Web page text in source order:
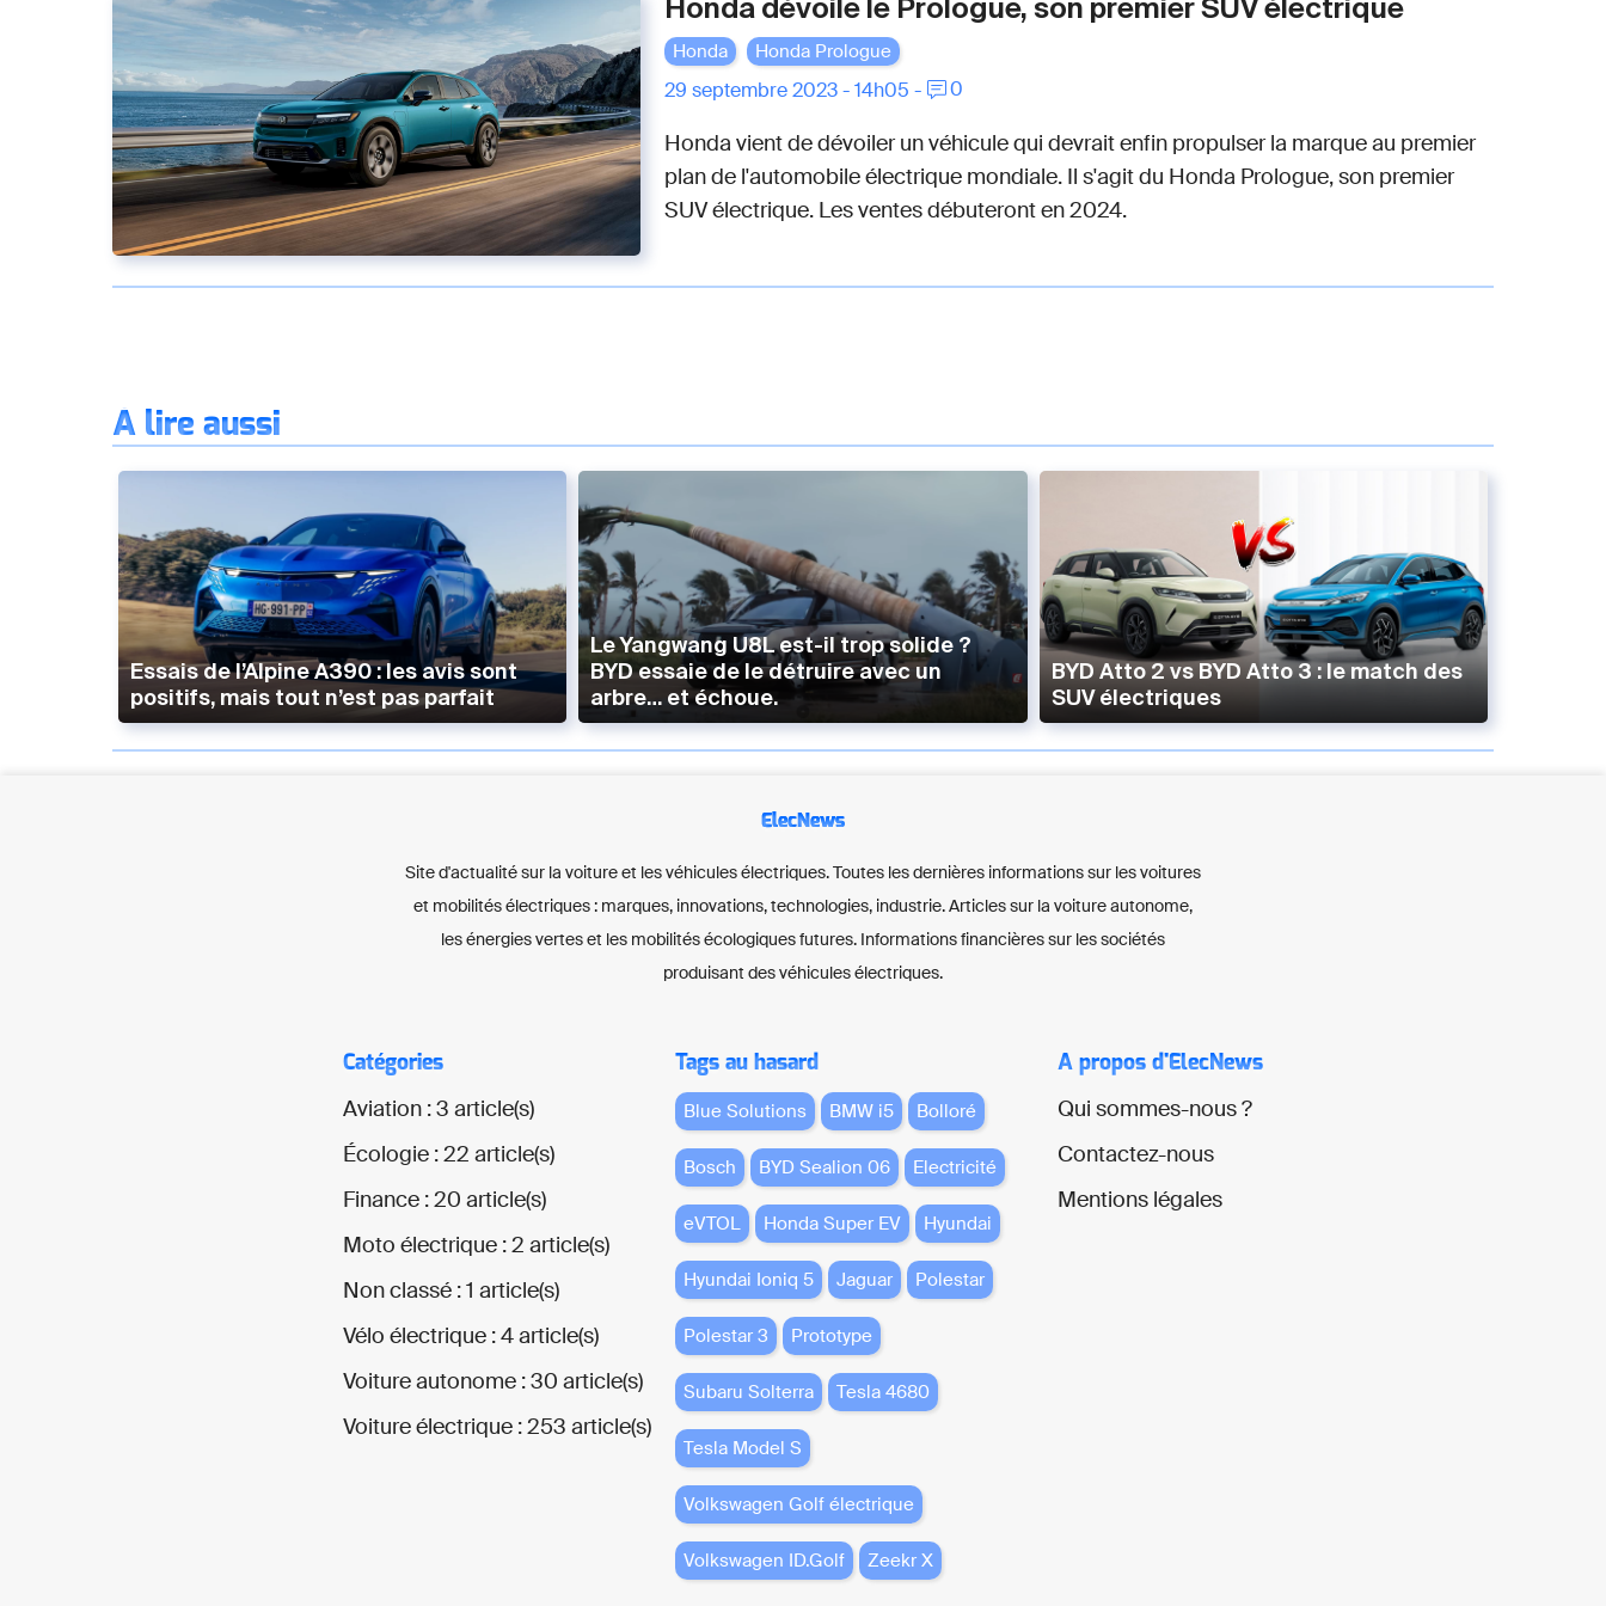
Honda dévoile le Prologue, son premier SUV électrique
Honda Honda Prologue
29 septembre 2023 - 14h05 - 0
Honda vient de dévoiler un véhicule qui devrait enfin propulser la marque au premier
plan de l'automobile électrique mondiale. Il s'agit du Honda Prologue, son premier
SUV électrique. Les ventes débuteront en 2024.
À lire aussi
Essais de l’Alpine A390 : les avis sont
positifs, mais tout n’est pas parfait
Le Yangwang U8L est-il trop solide ?
BYD essaie de le détruire avec un
arbre… et échoue.
BYD Atto 2 vs BYD Atto 3 : le match des
SUV électriques
ElecNews
Site d'actualité sur la voiture et les véhicules électriques. Toutes les dernières informations sur les voitures
et mobilités électriques : marques, innovations, technologies, industrie. Articles sur la voiture autonome,
les énergies vertes et les mobilités écologiques futures. Informations financières sur les sociétés
produisant des véhicules électriques.
Catégories
Aviation : 3 article(s)
Écologie : 22 article(s)
Finance : 20 article(s)
Moto électrique : 2 article(s)
Non classé : 1 article(s)
Vélo électrique : 4 article(s)
Voiture autonome : 30 article(s)
Voiture électrique : 253 article(s)
Tags au hasard
Blue Solutions BMW i5 Bolloré
Bosch BYD Sealion 06 Electricité
eVTOL Honda Super EV Hyundai
Hyundai Ioniq 5 Jaguar Polestar
Polestar 3 Prototype
Subaru Solterra Tesla 4680
Tesla Model S
Volkswagen Golf électrique
Volkswagen ID.Golf Zeekr X
A propos d'ElecNews
Qui sommes-nous ?
Contactez-nous
Mentions légales